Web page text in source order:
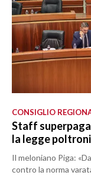
CONSIGLIO
Staff
la legge
Il meloniano Piga:
contro la norma